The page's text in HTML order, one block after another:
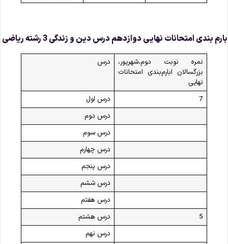
بندی امتحانات نهایی دوازدهم درس دین و زندگی 3 رشته ریاضی
نمره نوبت دوم،شهریور،
بزرگسالان ابارم‌بندی امتحانات
نهایی
درس
7
درس اول
درس دوم
درس سوم
درس چهارم
درس پنجم
درس ششم
درس هفتم
5
درس هشتم
درس نهم